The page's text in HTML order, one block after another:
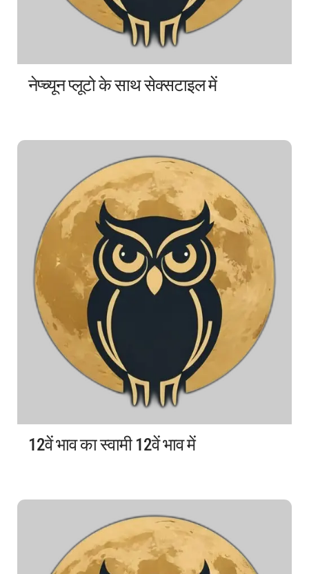
नेप्च्यून प्लूटो के साथ सेक्सटाइल में
12वें भाव का स्वामी 12वें भाव में